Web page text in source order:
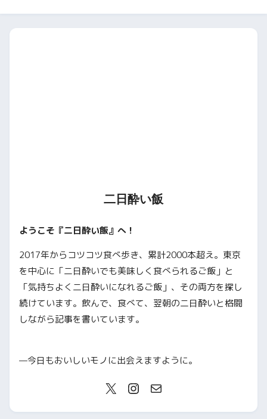
二日酔い飯
ようこそ『二日酔い飯』へ！
2017年からコツコツ食べ歩き、累計2000本超え。東京
を中心に「二日酔いでも美味しく食べられるご飯」と
「気持ちよく二日酔いになれるご飯」、その両方を探し
続けています。飲んで、食べて、翌朝の二日酔いと格闘
しながら記事を書いています。
—今日もおいしいモノに出会えますように。